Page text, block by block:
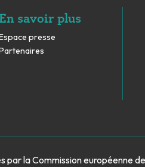
En savoir plus
presse
la Commission européenne